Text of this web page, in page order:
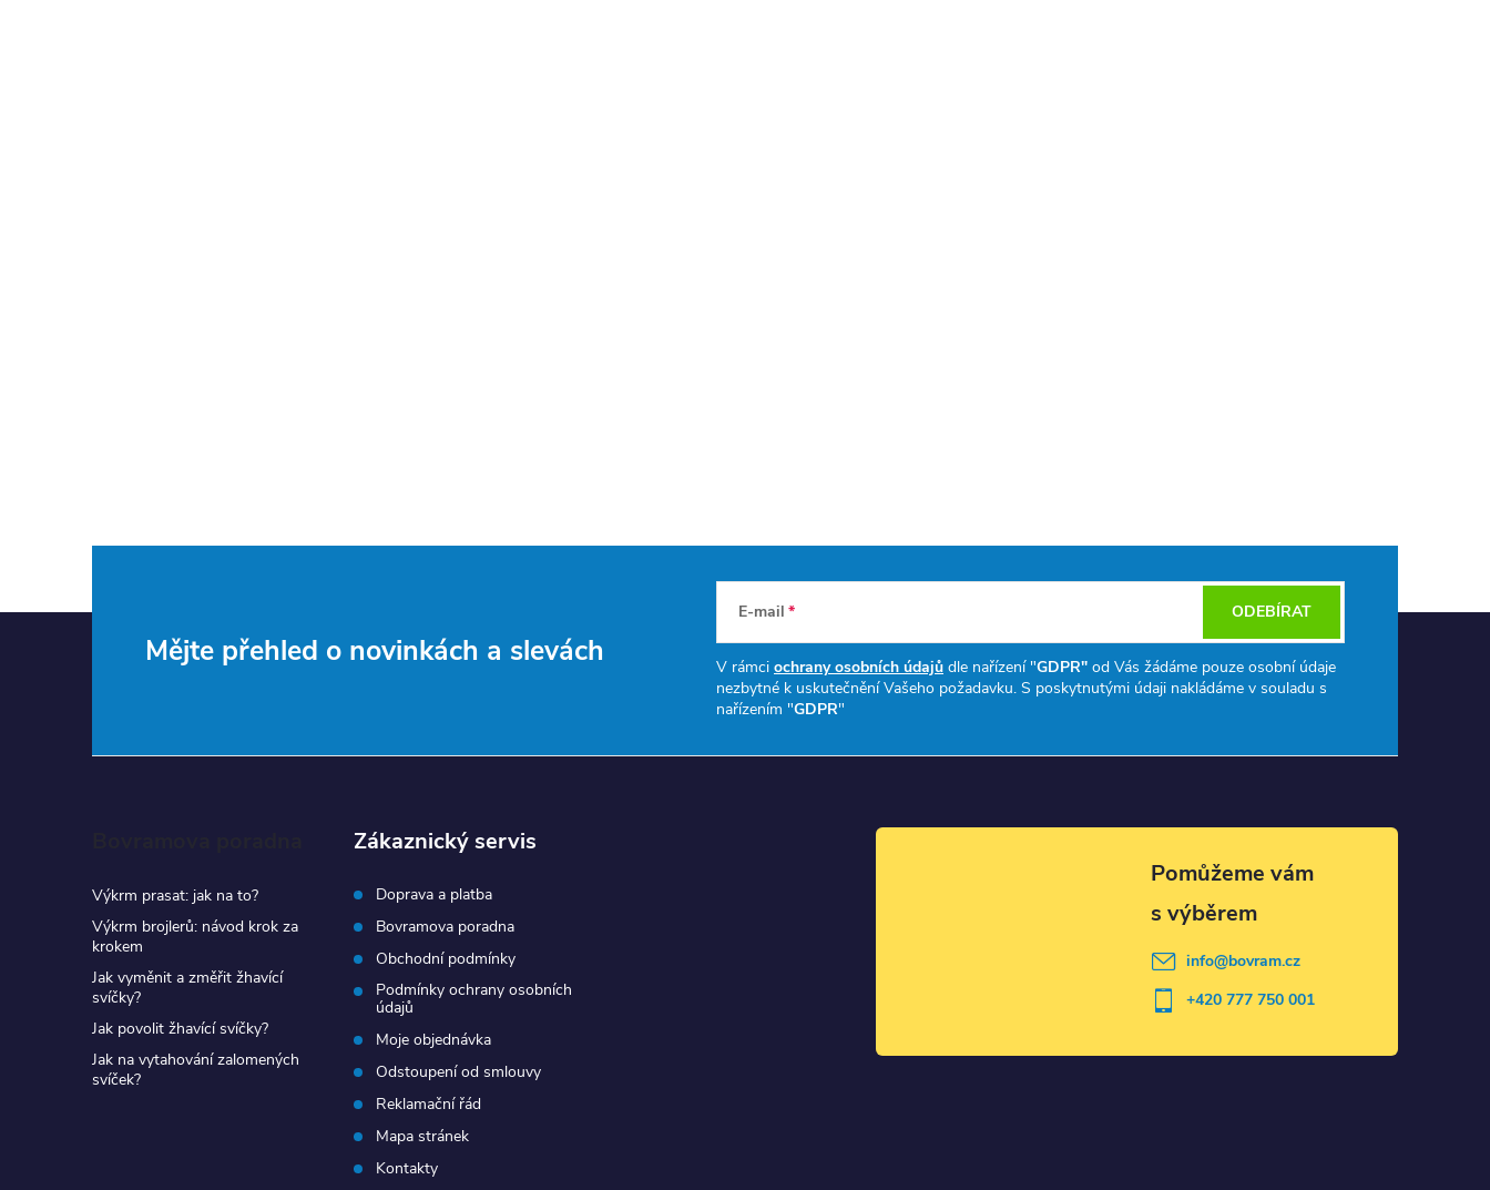
Mějte přehled o novinkách a slevách
E-mail
V rámci ochrany osobních údajů dle nařízení "GDPR" od Vás žádáme pouze osobní údaje
nezbytné k uskutečnění Vašeho požadavku. S poskytnutými údaji nakládáme v souladu s
nařízením "GDPR"
ODEBÍRAT
Výkrm prasat: jak na to?
Výkrm brojlerů: návod krok za
krokem
Jak vyměnit a změřit žhavící
svíčky?
Jak povolit žhavící svíčky?
Jak na vytahování zalomených
svíček?
Zákaznický servis
Doprava a platba
Bovramova poradna
Obchodní podmínky
Podmínky ochrany osobních
údajů
Moje objednávka
Odstoupení od smlouvy
Reklamační řád
Mapa stránek
Kontakty
info@bovram.cz
+420 777 750 001